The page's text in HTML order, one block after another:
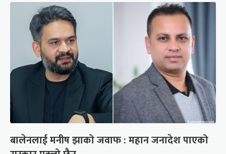
बालेनलाई मनीष झाको जवाफ : महान जनादेश पाएको